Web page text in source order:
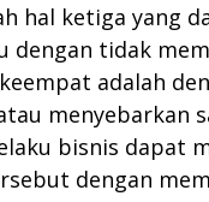
hal ketiga yang
dengan tidak
adalah
menyebarkan
bisnis dapat
dengan